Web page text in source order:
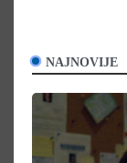
NAJNOVIJE